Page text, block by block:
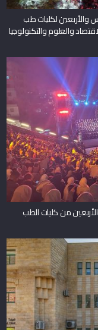
والأربعين لكليات طب
والعلوم والتكنولوجيا
من كليات الطب